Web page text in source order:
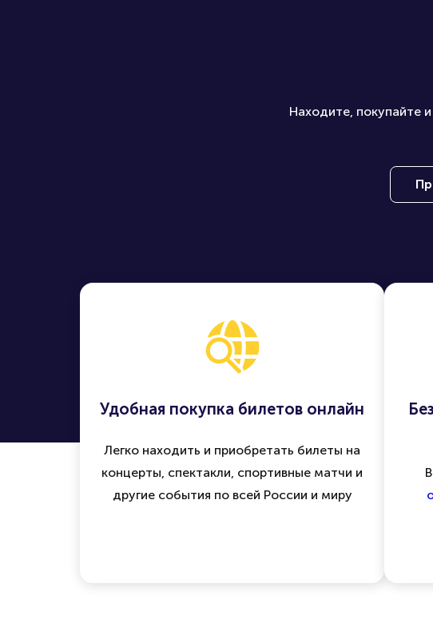
Находите, покупайте
Удобная покупка билетов онлайн
Легко находить и приобретать билеты на
концерты, спектакли, спортивные матчи и
другие события по всей России и миру